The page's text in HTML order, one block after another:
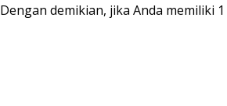
Dengan demikian, jika Anda memiliki